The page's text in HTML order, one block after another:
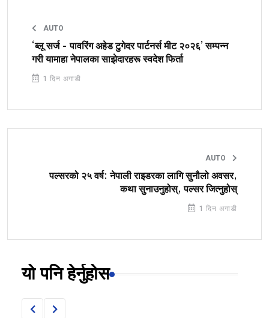
AUTO
‘ब्लू सर्ज - पावरिंग अहेड टुगेदर पार्टनर्स मीट २०२६’ सम्पन्न
गरी यामाहा नेपालका साझेदारहरू स्वदेश फिर्ता
1 दिन अगाडी
AUTO
पल्सरको २५ वर्ष: नेपाली राइडरका लागि सुनौलो अवसर,
कथा सुनाउनुहोस्, पल्सर जित्नुहोस्
1 दिन अगाडी
यो पनि हेर्नुहोस